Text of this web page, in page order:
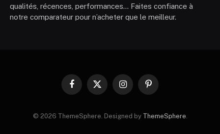
qualités, récences, performances… Faites confiance à
notre comparateur pour n’acheter que le meilleur.
Facebook
X
InstagramPinterest
© 2026 ThemeSphere. Designed by ThemeSphere